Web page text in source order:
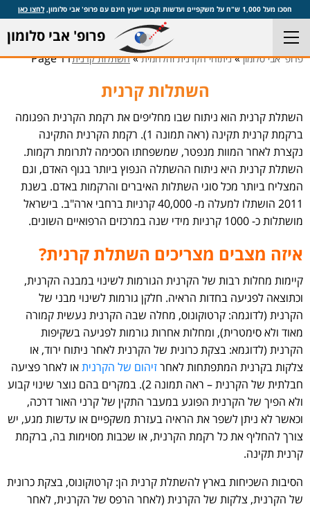
חסכו מעל 1,000 ש"ח על משקפיים ועדשות וקבעו ייעוץ חינם עם פרופ' אבי סלומון, לחצו כאן
פרופ' אבי סלומון
פרופ' אבי סלומון»ניתוחי הקרנית והלחמית»השתלות קרניתPage 11
השתלות קרנית
השתלת קרנית הוא ניתוח שבו מחליפים את רקמת הקרנית הפגומה
ברקמת קרנית תקינה (ראה תמונה 1). רקמת הקרנית התקינה
נקצרת לאחר המוות מנפטר, שמשפחתו הסכימה לתרומת רקמות.
השתלת קרנית היא ניתוח ההשתלה הנפוץ ביותר בגוף האדם, וגם
המצליח ביותר מכל סוגי השתלות האיברים והרקמות באדם. בשנת
2011 הושתלו למעלה מ- 40,000 קרניות ברחבי ארה"ב. בישראל
מושתלות כ- 1000 קרניות מידי שנה במרכזים הרפואיים השונים.
איזה מצבים מצריכים השתלת קרנית?
קיימות מחלות רבות של הקרנית הגורמות לשינוי במבנה הקרנית,
וכתוצאה לפגיעה בחדות הראיה. חלקן גורמות לשינוי מבני של
הקרנית (לדוגמה: קרטוקונוס, מחלה שבה הקרנית נעשית קמורה
מאוד ולא סימטרית), ומחלות אחרות גורמות לפגיעה בשקיפות
הקרנית (לדוגמא: בצקת כרונית של הקרנית לאחר ניתוח ירוד, או
צלקות בקרנית המתפתחות לאחרזיהום של הקרניתאו לאחר פציעה
חבלתית של הקרנית – ראה תמונה 2). במקרים בהם נוצר שינוי קבוע
ולא הפיך של הקרנית הפוגע במעבר התקין של קרני האור דרכה,
וכאשר לא ניתן לשפר את הראיה בעזרת משקפיים או עדשות מגע, יש
צורך להחליף את כל רקמת הקרנית, או שכבות מסוימות בה, ברקמת
קרנית תקינה.
הסיבות השכיחות בארץ להשתלת קרנית הן: קרטוקונוס, בצקת כרונית
של הקרנית, צלקות של הקרנית (לאחר הרפס של הקרנית, לאחר